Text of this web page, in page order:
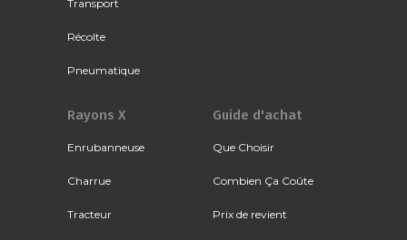
Transport
Récolte
Pneumatique
Rayons X
Enrubanneuse
Charrue
Tracteur
Guide d'achat
Que Choisir
Combien Ça Coûte
Prix de revient